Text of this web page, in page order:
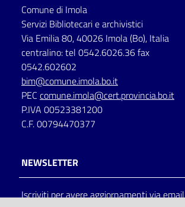
Orari
Comune di Imola
Servizi Bibliotecari e archivistici
Via Emilia 80, 40026 Imola (Bo), Italia
centralino: tel 0542.6026.36 fax
0542.602602
bim@comune.imola.bo.it
PEC comune.imola@cert.provincia.bo.it
P.IVA 00523381200
C.F. 00794470377
NEWSLETTER
Iscriviti per avere aggiornamenti via email